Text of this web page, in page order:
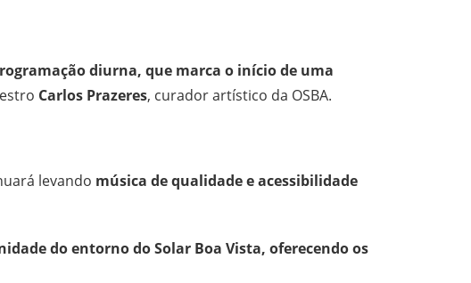
diurna, que marca o início de uma
Carlos Prazeres, curador artístico da OSBA.
levando música de qualidade e acessibilidade
do entorno do Solar Boa Vista, oferecendo os